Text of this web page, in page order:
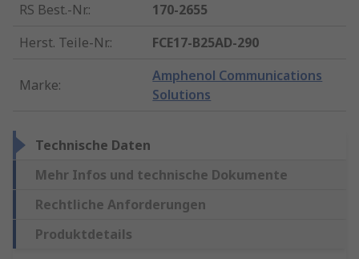
RS Best.-Nr.:
170-2655
Herst. Teile-Nr.: FCE17-B25AD-290
Marke:
Amphenol Communications
Solutions
Technische Daten
Mehr Infos und technische Dokumente
Rechtliche Anforderungen
Produktdetails